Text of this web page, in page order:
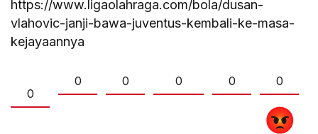
https://www.ligaolahraga.com/bola/dusan-
vlahovic-janji-bawa-juventus-kembali-ke-masa-
kejayaannya
0
0 0 0 0 0